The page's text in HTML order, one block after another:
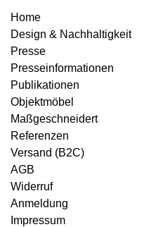
Home
Design & Nachhaltigkeit
Presse
Presseinformationen
Publikationen
Objektmöbel
Maßgeschneidert
Referenzen
Versand (B2C)
AGB
Widerruf
Anmeldung
Impressum